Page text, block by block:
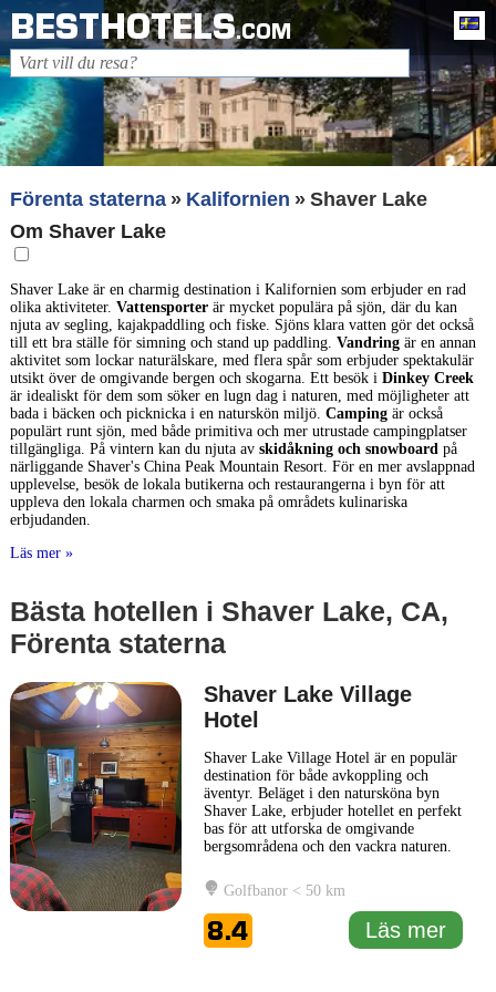
BESTHOTELS.COM
Förenta staterna Kalifornien
Shaver Lake
Om Shaver Lake
Shaver Lake är en charmig destination i Kalifornien som erbjuder en rad
olika aktiviteter. Vattensporterär mycket populära på sjön, där du kan
njuta av segling, kajakpaddling och fiske. Sjöns klara vatten gör det också
till ett bra ställe för simning och stand up paddling. Vandringär en annan
aktivitet som lockar naturälskare, med flera spår som erbjuder spektakulär
utsikt över de omgivande bergen och skogarna. Ett besök i Dinkey Creek
är idealiskt för dem som söker en lugn dag i naturen, med möjligheter att
bada i bäcken och picknicka i en naturskön miljö. Campingär också
populärt runt sjön, med både primitiva och mer utrustade campingplatser
tillgängliga. På vintern kan du njuta av skidåkning och snowboardpå
närliggande Shaver's China Peak Mountain Resort. För en mer avslappnad
upplevelse, besök de lokala butikerna och restaurangerna i byn för att
uppleva den lokala charmen och smaka på områdets kulinariska
erbjudanden.
Läs mer »
Bästa hotellen i Shaver Lake, CA,
Förenta staterna
Shaver Lake Village
Hotel
Shaver Lake Village Hotel är en populär
destination för både avkoppling och
äventyr. Beläget i den natursköna byn
Shaver Lake, erbjuder hotellet en perfekt
bas för att utforska de omgivande
bergsområdena och den vackra naturen.
välkomnar gäster med sina bekväma rum
och moderna bekvämligheter. Gästerna
kan njuta av en rad faciliteter som
inkluderar en inomhuspool,... Läs mer
Golfbanor < 50 km
8.4 Läs mer